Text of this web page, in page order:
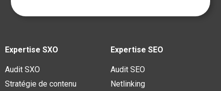
Expertise SXO
Audit SXO
Stratégie de contenu
Expertise SEO
Audit SEO
Netlinking